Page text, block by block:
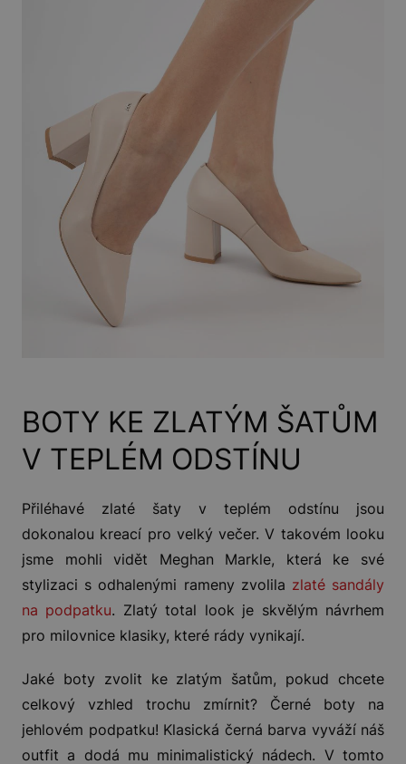
BOTY KE ZLATÝM ŠATŮM
V TEPLÉM ODSTÍNU
Přiléhavé zlaté šaty v teplém odstínu jsou
dokonalou kreací pro velký večer. V takovém looku
jsme mohli vidět Meghan Markle, která ke své
stylizaci s odhalenými rameny zvolila zlaté sandály
na podpatku. Zlatý total look je skvělým návrhem
pro milovnice klasiky, které rády vynikají.
Jaké boty zvolit ke zlatým šatům, pokud chcete
celkový vzhled trochu zmírnit? Černé boty na
jehlovém podpatku! Klasická černá barva vyváží náš
outfit a dodá mu minimalistický nádech. V tomto